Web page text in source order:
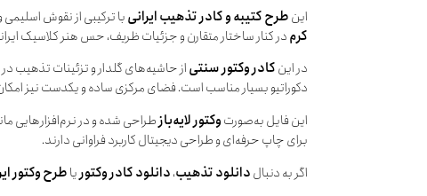
اینطرح کتیبه و کادر تذهیب ایرانیبا ترکیبی از نقوش
کرمدر کنار ساختار متقارن و جزئیات ظریف، حس هنر کلاسیک
در اینکادر وکتور سنتیاز حاشیه‌های گلدار و تزئینات تذهیب
دکوراتیو بسیار مناسب است. فضای مرکزی ساده و یکدست نیز
این فایل به‌صورتوکتور لایه‌باز
برای چاپ حرفه‌ای و طراحی دیجیتال کاربرد فراوانی دارند.
اگر به دنبالدانلود تذهیب،دانلود کادر وکتوریاطرح وکتور